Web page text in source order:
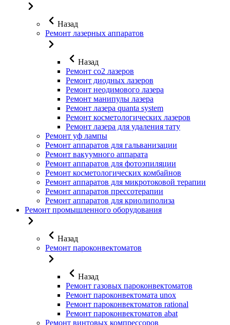
Назад
Ремонт лазерных аппаратов
Назад
Ремонт co2 лазеров
Ремонт диодных лазеров
Ремонт неодимового лазера
Ремонт манипулы лазера
Ремонт лазера quanta system
Ремонт косметологических лазеров
Ремонт лазера для удаления тату
Ремонт уф лампы
Ремонт аппаратов для гальванизации
Ремонт вакуумного аппарата
Ремонт аппаратов для фотоэпиляции
Ремонт косметологических комбайнов
Ремонт аппаратов для микротоковой терапии
Ремонт аппаратов прессотерапии
Ремонт аппаратов для криолиполиза
Ремонт промышленного оборудования
Назад
Ремонт пароконвектоматов
Назад
Ремонт газовых пароконвектоматов
Ремонт пароконвектомата unox
Ремонт пароконвектоматов rational
Ремонт пароконвектоматов abat
Ремонт винтовых компрессоров